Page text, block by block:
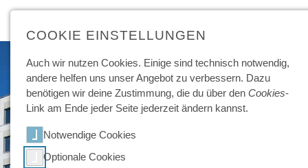
COOKIE EINSTELLUNGEN
Auch wir nutzen Cookies. Einige sind technisch not­wendig,
andere helfen uns unser Angebot zu ver­bessern. Dazu
benötigen wir deine Zu­stimmung, die du über den Cookies-
Link am Ende jeder Seite jeder­zeit ändern kannst.
Notwendige Cookies
Optionale Cookies